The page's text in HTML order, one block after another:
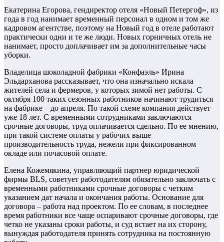
Екатерина Егорова, гендиректор отеля «Новый Петергоф», из
года в год нанимает временный персонал в одном и том же
кадровом агентстве, поэтому на Новый год в отеле работают
практически одни и те же люди. Новых горничных отель не
нанимает, просто доплачивает им за дополнительные часы
уборки.
Владелица шоколадной фабрики «Конфаэль» Ирина
Эльдарханова рассказывает, что она изначально искала
жителей села и фермеров, у которых зимой нет работы. С
октября 100 таких сезонных работников начинают трудиться
на фабрике – до апреля. По такой схеме компания действует
уже 18 лет. С временными сотрудниками заключаются
срочные договоры, труд оплачивается сдельно. По ее мнению,
при такой системе оплаты у рабочих выше
производительность труда, нежели при фиксированном
окладе или почасовой оплате.
Елена Кожемякина, управляющий партнер юридической
фирмы BLS, советует работодателям обязательно заключать с
временными работниками срочные договоры с четким
указанием дат начала и окончания работы. Основание для
договора – работа над проектом. По ее словам, в последнее
время работники все чаще оспаривают срочные договоры, где
четко не указаны сроки работы, и суд встает на их сторону,
вынуждая работодателя принять сотрудника на постоянную